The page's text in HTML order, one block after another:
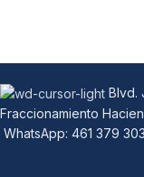
Blvd.
Fraccionamiento
WhatsApp: 461 379